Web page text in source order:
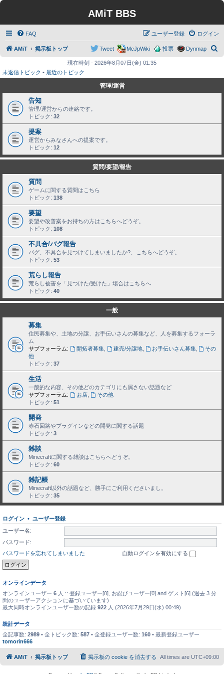
AMiT BBS
FAQ ログイン
ユーザー登録
AMiT 掲示板トップ Dynmap
投票
McJpWiki
Tweet
現在時刻 - 2026年8月07日(金) 01:35
未返信トピック • 最近のトピック
管理/運営
告知
管理/運営からの連絡です。
トピック: 32
提案
運営からみなさんへの提案です。
トピック: 12
質問/要望/報告
質問
ゲームに関する質問はこちら
トピック: 138
要望
要望や改善案をお持ちの方はこちらへどうぞ。
トピック: 108
不具合/バグ報告
バグ、不具合を見つけてしまいましたか?、こちらへどうぞ。
トピック: 53
荒らし報告
荒らし被害を「見つけた/受けた」場合はこちらへ
トピック: 40
一般
募集
住民募集や、土地の分譲、お手伝いさんの募集など、人を募集するフォーラ
ム
サブフォーラム:
開拓者募集, 建売/分譲地, お手伝いさん募集,
その
他
トピック: 37
生活
一般的な内容、その他どのカテゴリにも属さない話題など
サブフォーラム:
お店,
その他
トピック: 51
開発
赤石回路やプラグインなどの開発に関する話題
トピック: 3
雑談
Minecraftに関する雑談はこちらへどうぞ。
トピック: 60
雑記帳
Minecraft以外の話題など、勝手にご利用くださいまし。
トピック: 35
ログイン • ユーザー登録
ユーザー名:
パスワード:
パスワードを忘れてしまいました
自動ログインを有効にする
オンラインデータ
オンラインユーザー 6 人 :: 登録ユーザー[0], お忍びユーザー[0] and ゲスト[6] (過去 3 分
間のユーザーアクションに基づいています)
最大同時オンラインユーザー数の記録 922 人 (2026年7月29日(水) 00:49)
統計データ
全記事数: 2989 • 全トピック数: 587 • 全登録ユーザー数: 160 • 最新登録ユーザー
tomorin666
AMiT 掲示板トップ All times are UTC+09:00
掲示板の cookie を消去する